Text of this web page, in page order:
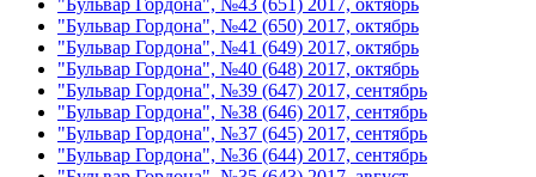
"Бульвар Гордона", №42 (650) 2017, октябрь
"Бульвар Гордона", №41 (649) 2017, октябрь
"Бульвар Гордона", №40 (648) 2017, октябрь
"Бульвар Гордона", №39 (647) 2017, сентябрь
"Бульвар Гордона", №38 (646) 2017, сентябрь
"Бульвар Гордона", №37 (645) 2017, сентябрь
"Бульвар Гордона", №36 (644) 2017, сентябрь